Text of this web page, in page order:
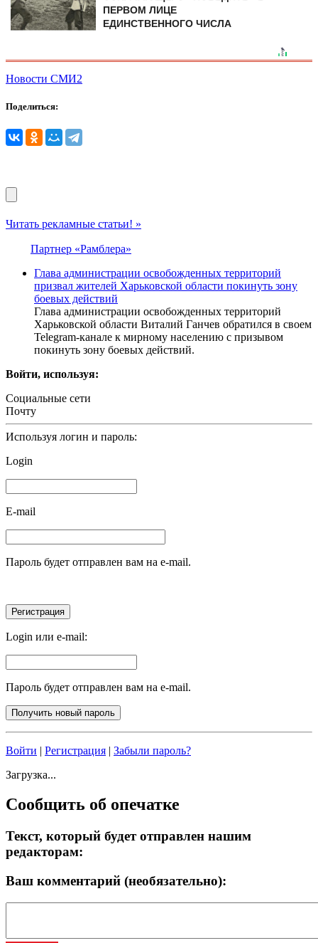
ПЕРВОМ ЛИЦЕ
ЕДИНСТВЕННОГО ЧИСЛА
Новости СМИ2
Поделиться:
Читать рекламные статьи! »
Партнер «Рамблера»
Глава администрации освобожденных территорий
призвал жителей Харьковской области покинуть зону
боевых действий
Глава администрации освобожденных территорий
Харьковской области Виталий Ганчев обратился в своем
Telegram-канале к мирному населению с призывом
покинуть зону боевых действий.
Войти, используя:
Социальные сети
Почту
Используя логин и пароль:
Login
E-mail
Пароль будет отправлен вам на e-mail.
Login или e-mail:
Пароль будет отправлен вам на e-mail.
Войти | Регистрация | Забыли пароль?
Загрузка...
Сообщить об опечатке
Текст, который будет отправлен нашим
редакторам:
Ваш комментарий (необязательно):